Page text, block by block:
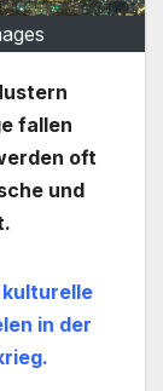
fallen
oft
und
in der